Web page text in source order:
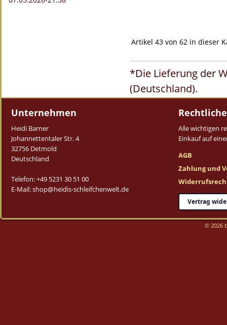
Artikel 43 von 62 in dieser
*Die Lieferung der
(Deutschland).
Unternehmen
Heidi Barner
Johannettentaler Str. 4
32756 Detmold
Deutschland
Telefon: +49 5231 30 51 00
E-Mail: shop@heidis-schleifchenwelt.de
Alle wichtigen
Einkauf auf
AGB
Zahlung und
Vertrag
© 2026